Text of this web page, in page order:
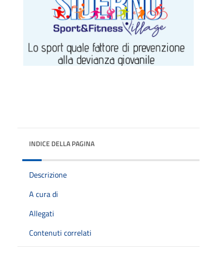
INDICE DELLA PAGINA
Descrizione
A cura di
Allegati
Contenuti correlati